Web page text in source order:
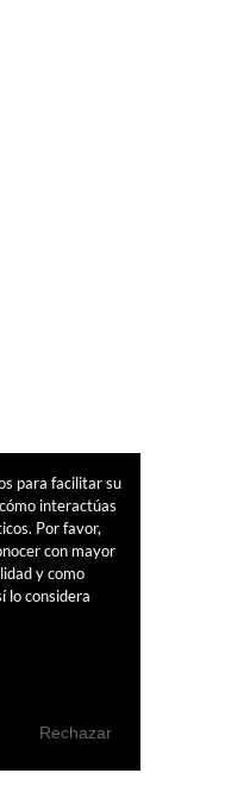
para facilitar su
interactúas
Por favor,
con mayor
y como
lo considera
Rechazar